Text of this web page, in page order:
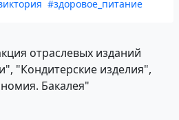
#здоровое_питание
отраслевых изданий
"Кондитерские изделия",
Бакалея"